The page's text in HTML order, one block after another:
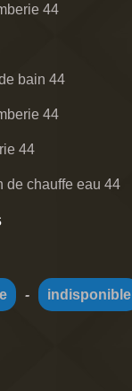
44
bain 44
44
44
de chauffe eau 44
- indisponible